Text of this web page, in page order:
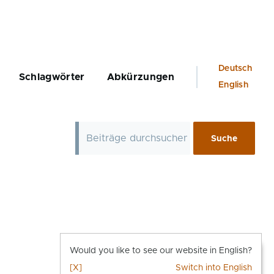
Schlagwörter Abkürzungen
Language
switcher
Deutsch
English
Would you like to see our website in English?
Switch into English
[X]